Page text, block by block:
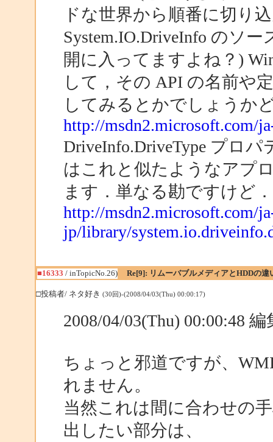
ドな世界から順番に切り
System.IO.DriveInfo のソ
開に入ってますよね？)
して，その API の名前や
してみるとかでしょうか
http://msdn2.microsoft.com/
DriveInfo.DriveType プロ
はこれと似たようなアプ
ます．単なる勘ですけど．
http://msdn2.microsoft.com/
jp/library/
■16333 / inTopicNo.26) Re[9]: リムーバブルメディアとHDDの違
□投稿者/ ネタ好き (30回)-(2008/04/03(Thu) 00:00:17)
2008/04/03(Thu) 00:00:48
ちょっと邪道ですが、
れません。
当然これは間に合わせの
出したい部分は、